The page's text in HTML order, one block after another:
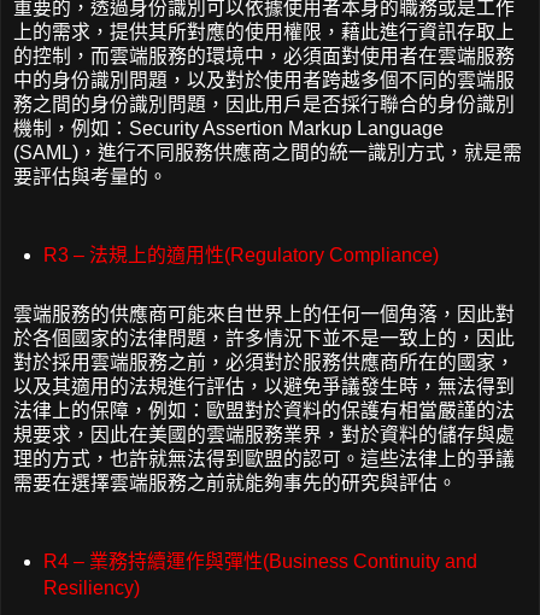
重要的，透過身份識別可以依據使用者本身的職務或是工作
上的需求，提供其所對應的使用權限，藉此進行資訊存取上
的控制，而雲端服務的環境中，必須面對使用者在雲端服務
中的身份識別問題，以及對於使用者跨越多個不同的雲端服
務之間的身份識別問題，因此用戶是否採行聯合的身份識別
機制，例如：Security Assertion Markup Language
(SAML)，進行不同服務供應商之間的統一識別方式，就是需
要評估與考量的。
R3 – 法規上的適用性(Regulatory Compliance)
雲端服務的供應商可能來自世界上的任何一個角落，因此對
於各個國家的法律問題，許多情況下並不是一致上的，因此
對於採用雲端服務之前，必須對於服務供應商所在的國家，
以及其適用的法規進行評估，以避免爭議發生時，無法得到
法律上的保障，例如：歐盟對於資料的保護有相當嚴謹的法
規要求，因此在美國的雲端服務業界，對於資料的儲存與處
理的方式，也許就無法得到歐盟的認可。這些法律上的爭議
需要在選擇雲端服務之前就能夠事先的研究與評估。
R4 – 業務持續運作與彈性(Business Continuity and
Resiliency)